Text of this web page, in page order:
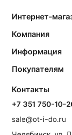
Интернет-
Компания
Информация
Покупателям
Контакты
+7 351 750-10-
sale@ot-i-do.ru